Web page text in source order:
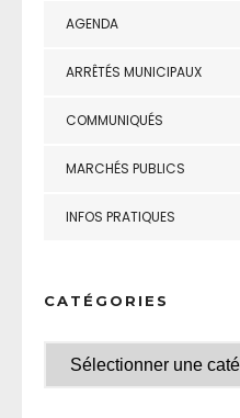
AGENDA
ARRÊTÉS MUNICIPAUX
COMMUNIQUÉS
MARCHÉS PUBLICS
INFOS PRATIQUES
CATÉGORIES